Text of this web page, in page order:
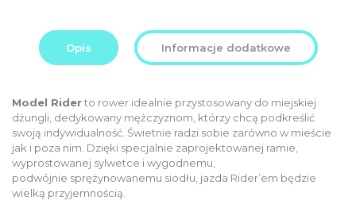
total:
PLN
Opis Informacje dodatkowe
Model Riderto rower idealnie przystosowany do miejskiej
dżungli, dedykowany mężczyznom, którzy chcą podkreślić
swoją indywidualność. Świetnie radzi sobie zarówno w mieście
jak i poza nim. Dzięki specjalnie zaprojektowanej ramie,
wyprostowanej sylwetce i wygodnemu,
podwójnie sprężynowanemu siodłu, jazda Rider’em będzie
wielką przyjemnością.